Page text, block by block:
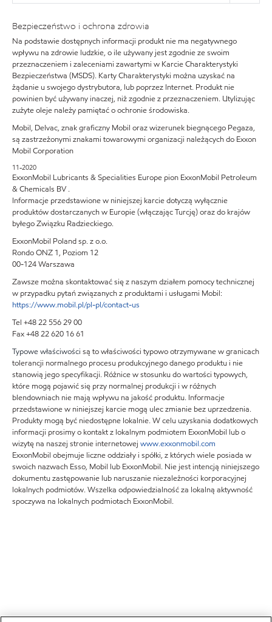
Bezpieczeństwo i ochrona zdrowia
Na podstawie dostępnych informacji produkt nie ma negatywnego
wpływu na zdrowie ludzkie, o ile używany jest zgodnie ze swoim
przeznaczeniem i zaleceniami zawartymi w Karcie Charakterystyki
Bezpieczeństwa (MSDS). Karty Charakterystyki można uzyskać na
żądanie u swojego dystrybutora, lub poprzez Internet. Produkt nie
powinien być używany inaczej, niż zgodnie z przeznaczeniem. Utylizując
zużyte oleje należy pamiętać o ochronie środowiska.
Mobil, Delvac, znak graficzny Mobil oraz wizerunek biegnącego Pegaza,
są zastrzeżonymi znakami towarowymi organizacji należących do Exxon
Mobil Corporation
11-2020
ExxonMobil Lubricants & Specialities Europe pion ExxonMobil Petroleum
& Chemicals BV .
Informacje przedstawione w niniejszej karcie dotyczą wyłącznie
produktów dostarczanych w Europie (włączając Turcję) oraz do krajów
byłego Związku Radzieckiego.
ExxonMobil Poland sp. z o.o.
Rondo ONZ 1, Poziom 12
00-124 Warszawa
Zawsze można skontaktować się z naszym działem pomocy technicznej
w przypadku pytań związanych z produktami i usługami Mobil:
https://www.mobil.pl/pl-pl/contact-us
Tel +48 22 556 29 00
Fax +48 22 620 16 61
Typowe właściwości są to właściwości typowo otrzymywane w granicach
tolerancji normalnego procesu produkcyjnego danego produktu i nie
stanowią jego specyfikacji. Różnice w stosunku do wartości typowych,
które mogą pojawić się przy normalnej produkcji i w różnych
blendowniach nie mają wpływu na jakość produktu. Informacje
przedstawione w niniejszej karcie mogą ulec zmianie bez uprzedzenia.
Produkty mogą być niedostępne lokalnie. W celu uzyskania dodatkowych
informacji prosimy o kontakt z lokalnym podmiotem ExxonMobil lub o
wizytę na naszej stronie internetowej www.exxonmobil.com
ExxonMobil obejmuje liczne oddziały i spółki, z których wiele posiada w
swoich nazwach Esso, Mobil lub ExxonMobil. Nie jest intencją niniejszego
dokumentu zastępowanie lub naruszanie niezależności korporacyjnej
lokalnych podmiotów. Wszelka odpowiedzialność za lokalną aktywność
spoczywa na lokalnych podmiotach ExxonMobil.